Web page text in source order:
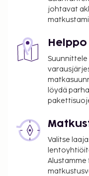
yö. Tätä veroa
lapsilta.
yöpyminen
600 EUR:n
veloitetaan
Tässä on mainittu
ilmoittamat maksut.
saattaa
Yllä oleva luettelo
takuumaksut eivät
saattavat muuttua.
johtavat
löydä
Valitse